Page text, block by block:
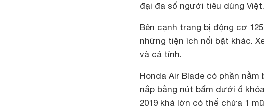
đại đa số người tiêu dùng Việt.
Bên cạnh trang bị động cơ
những tiện ích nổi bật khác.
và cá tính.
Honda Air Blade có phần
nắp bằng nút bấm dưới ổ
2019 khá lớn có thể chứa 1